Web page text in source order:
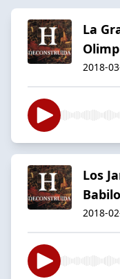
La
2018-
Los
2018-